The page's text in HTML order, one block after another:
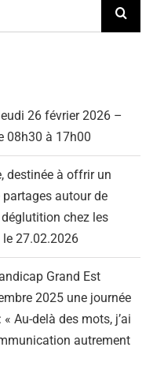
26 février 2026 –
08h30 à 17h00
destinée à offrir un
autour de
déglutition chez les
27.02.2026
Grand Est
2025 une journée
Au-delà des mots, j’ai
autrement